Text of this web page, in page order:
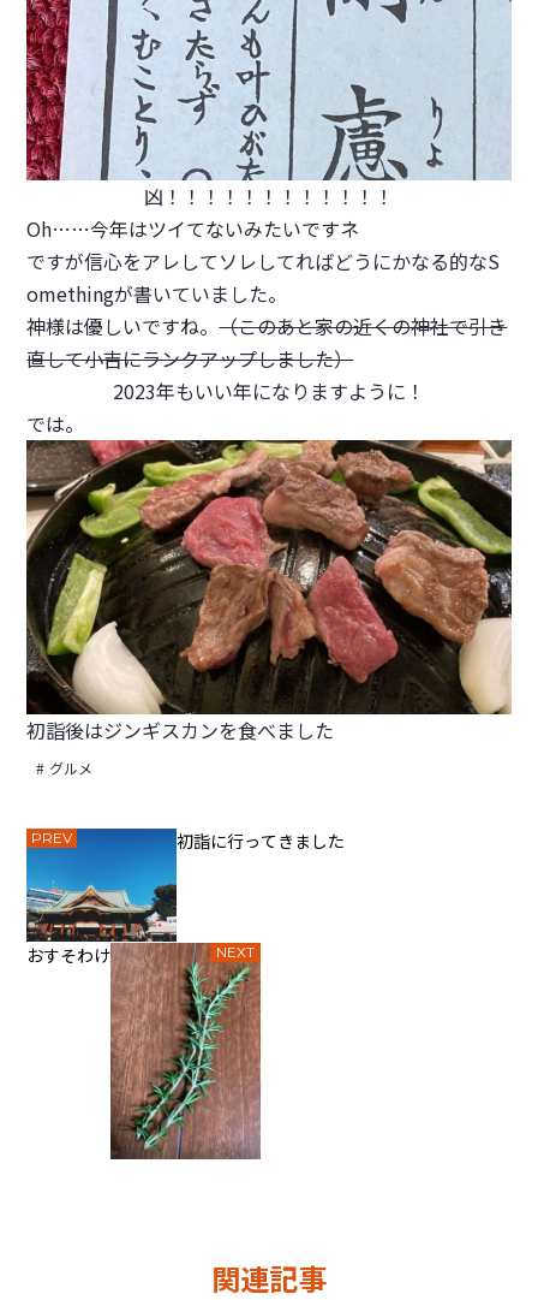
凶！！！！！！！！！！！！
Oh……今年はツイてないみたいですネ
ですが信心をアレしてソレしてればどうにかなる的なS
omethingが書いていました。
神様は優しいですね。（このあと家の近くの神社で引き
直して小吉にランクアップしました）
2023年もいい年になりますように！
では。
初詣後はジンギスカンを食べました
グルメ
PREV 初詣に行ってきました
NEXT
おすそわけ
関連記事